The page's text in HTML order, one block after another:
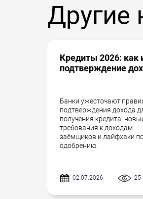
Другие
Кредиты 2026: как
подтверждение
Банки ужесточают
подтверждения дохода
получения кредита:
требования к доходам
заёмщиков и лайфхаки
одобрению.
02.07.2026 25